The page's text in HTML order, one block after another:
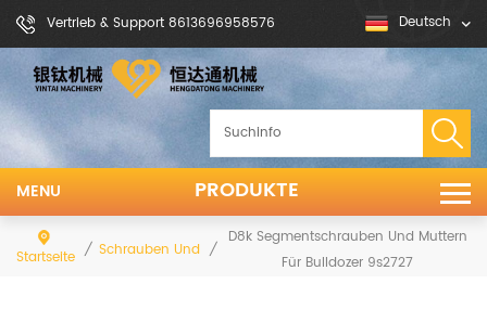
Vertrieb & Support 8613696958576 Deutsch
PRODUKTE
MENU
Startseite / Schrauben Und Muttern
/
D8k Segmentschrauben Und Muttern
Für Bulldozer 9s2727